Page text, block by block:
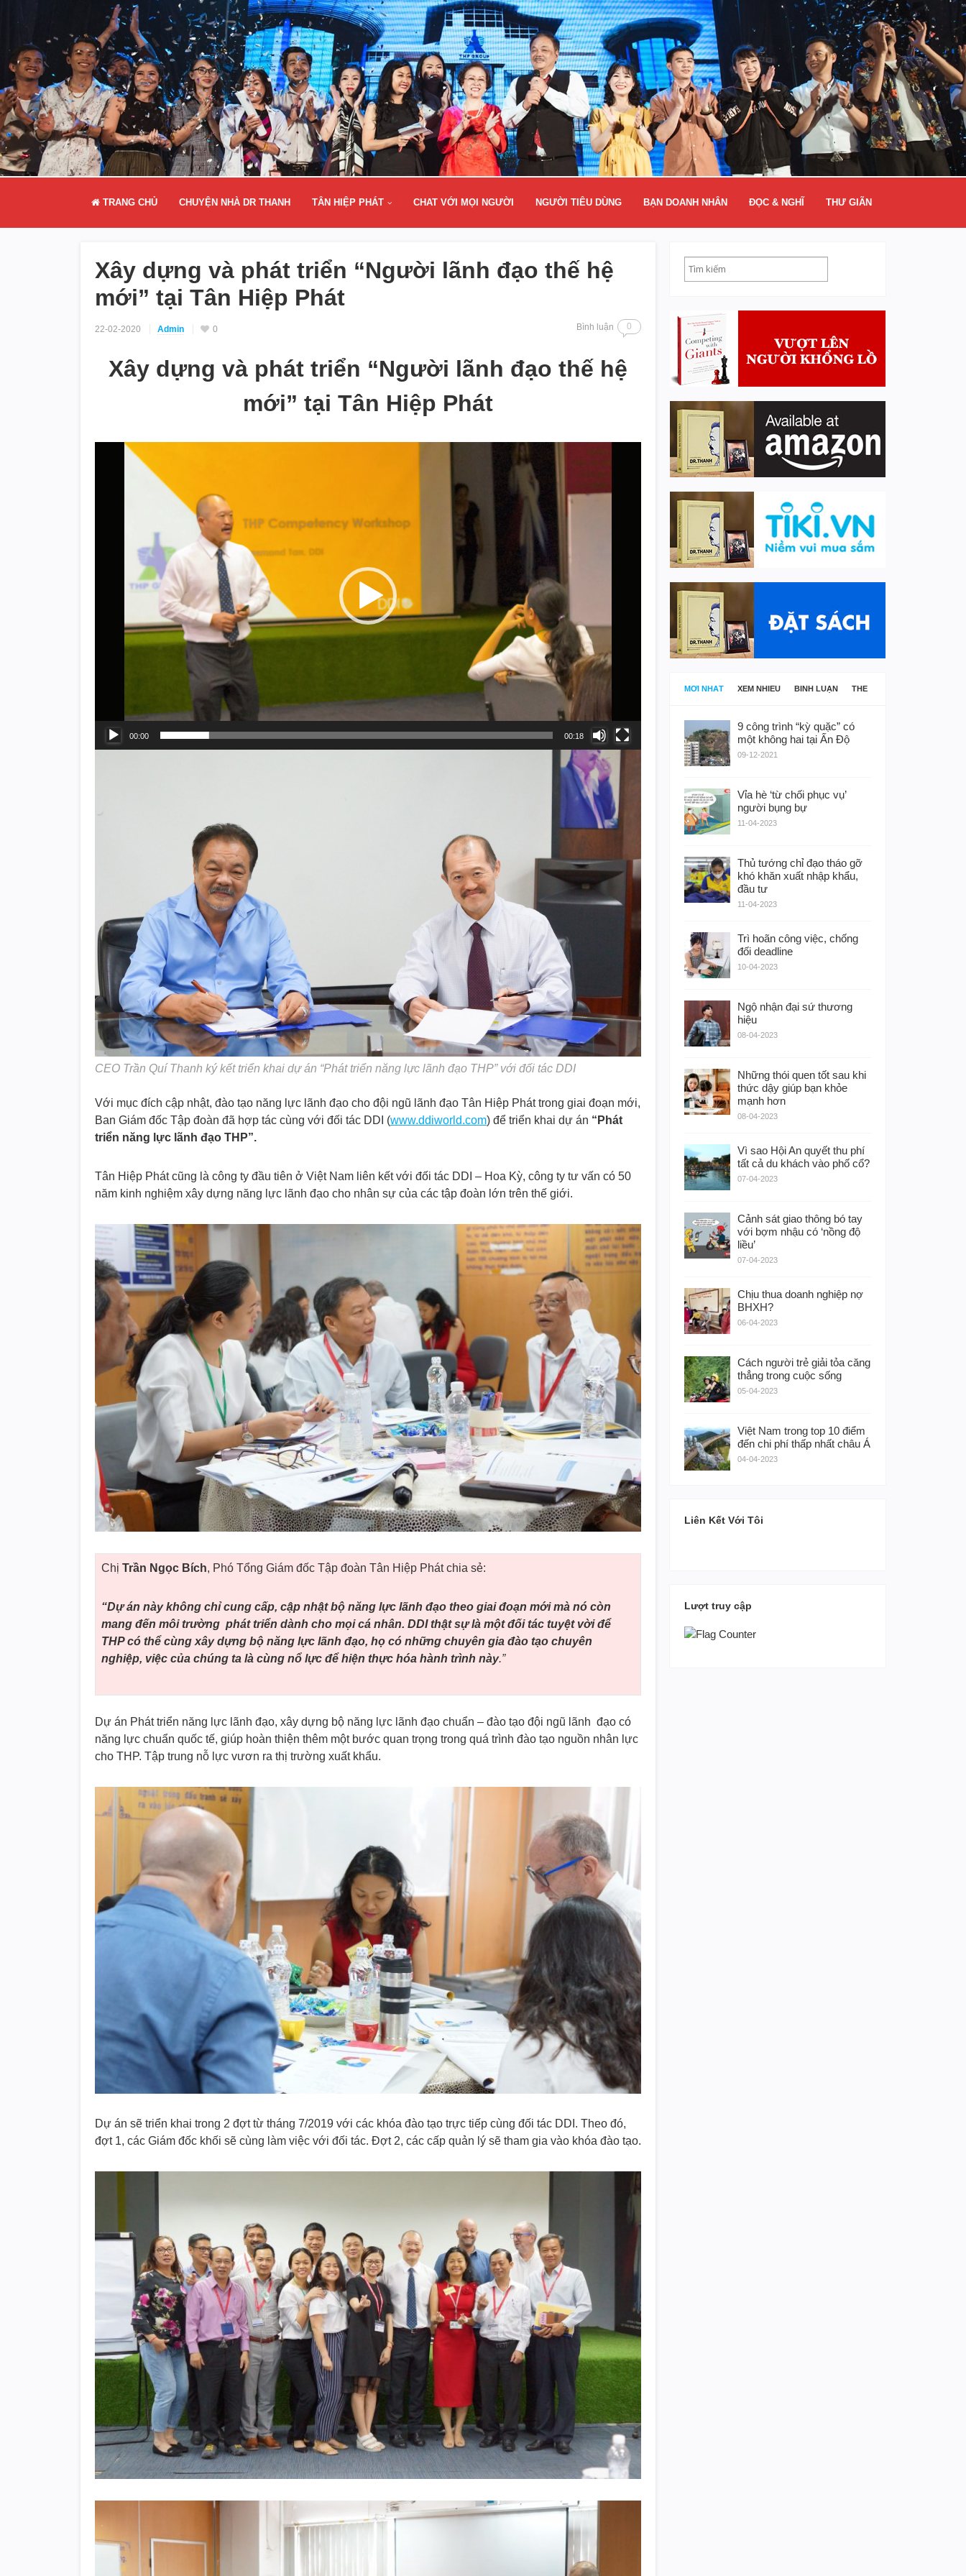
TRANG CHỦ CHUYỆN NHÀ DR THANH TÂN HIỆP PHÁT CHAT VỚI MỌI NGƯỜI NGƯỜI TIÊU DÙNG BẠN DOANH NHÂN ĐỌC & NGHĨ THƯ GIÃN
Xây dựng và phát triển “Người lãnh đạo thế hệ
mới” tại Tân Hiệp Phát
22-02-2020 Admin 0 Bình luận 0
Xây dựng và phát triển “Người lãnh đạo thế hệ
mới” tại Tân Hiệp Phát
00:00 00:18
CEO Trần Quí Thanh ký kết triển khai dự án “Phát triển năng lực lãnh đạo THP” với đối tác DDI
Với mục đích cập nhật, đào tạo năng lực lãnh đạo cho đội ngũ lãnh đạo Tân Hiệp Phát trong giai đoạn mới,
Ban Giám đốc Tập đoàn đã hợp tác cùng với đối tác DDI (www.ddiworld.com) để triển khai dự án “Phát
triển năng lực lãnh đạo THP”.
Tân Hiệp Phát cũng là công ty đầu tiên ở Việt Nam liên kết với đối tác DDI – Hoa Kỳ, công ty tư vấn có 50
năm kinh nghiệm xây dựng năng lực lãnh đạo cho nhân sự của các tập đoàn lớn trên thế giới.
Chị Trần Ngọc Bích, Phó Tổng Giám đốc Tập đoàn Tân Hiệp Phát chia sẻ:
“Dự án này không chỉ cung cấp, cập nhật bộ năng lực lãnh đạo theo giai đoạn mới mà nó còn
mang đến môi trường phát triển dành cho mọi cá nhân. DDI thật sự là một đối tác tuyệt vời để
THP có thể cùng xây dựng bộ năng lực lãnh đạo, họ có những chuyên gia đào tạo chuyên
nghiệp, việc của chúng ta là cùng nổ lực để hiện thực hóa hành trình này.”
Dự án Phát triển năng lực lãnh đạo, xây dựng bộ năng lực lãnh đạo chuẩn – đào tạo đội ngũ lãnh đạo có
năng lực chuẩn quốc tế, giúp hoàn thiện thêm một bước quan trọng trong quá trình đào tạo nguồn nhân lực
cho THP. Tập trung nỗ lực vươn ra thị trường xuất khẩu.
Dự án sẽ triển khai trong 2 đợt từ tháng 7/2019 với các khóa đào tạo trực tiếp cùng đối tác DDI. Theo đó,
đợt 1, các Giám đốc khối sẽ cùng làm việc với đối tác. Đợt 2, các cấp quản lý sẽ tham gia vào khóa đào tạo.
MỚI NHẤT XEM NHIỀU BÌNH LUẬN THẺ
9 công trình “kỳ quặc” có
một không hai tại Ấn Độ
09-12-2021
Vỉa hè ‘từ chối phục vụ’
người bụng bự
11-04-2023
Thủ tướng chỉ đạo tháo gỡ
khó khăn xuất nhập khẩu,
đầu tư
11-04-2023
Trì hoãn công việc, chống
đối deadline
10-04-2023
Ngộ nhận đại sứ thương
hiệu
08-04-2023
Những thói quen tốt sau khi
thức dậy giúp bạn khỏe
mạnh hơn
08-04-2023
Vì sao Hội An quyết thu phí
tất cả du khách vào phố cổ?
07-04-2023
Cảnh sát giao thông bó tay
với bợm nhậu có ‘nồng độ
liều’
07-04-2023
Chịu thua doanh nghiệp nợ
BHXH?
06-04-2023
Cách người trẻ giải tỏa căng
thẳng trong cuộc sống
05-04-2023
Việt Nam trong top 10 điểm
đến chi phí thấp nhất châu Á
04-04-2023
Liên Kết Với Tôi
Lượt truy cập